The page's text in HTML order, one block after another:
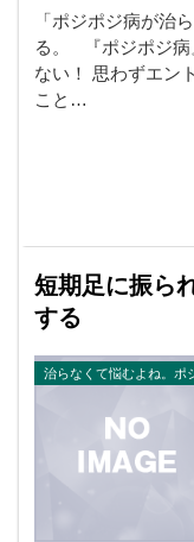
「ポジポジ病が治
る。 『ポジポジ病
ない！ 思わずエン
こと…
短期足に振ら
する
治らなくて悩むよね。ポ